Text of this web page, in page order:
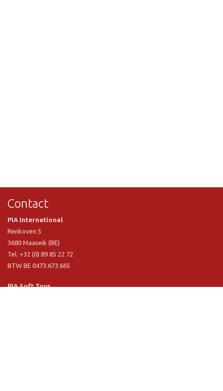
Contact
PIA International
Renkoven 5
3680 Maaseik (BE)
Tel. +32 (0) 89 85 22 72
BTW BE 0473.673.665
PIA Soft Toys